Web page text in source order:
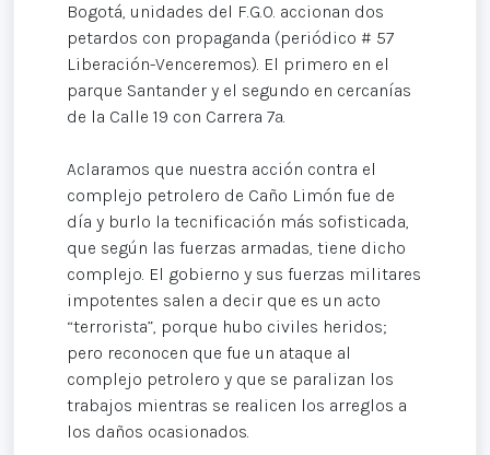
Bogotá, unidades del F.G.O. accionan dos
petardos con propaganda (periódico # 57
Liberación-Venceremos). El primero en el
parque Santander y el segundo en cercanías
de la Calle 19 con Carrera 7ª.
Aclaramos que nuestra acción contra el
complejo petrolero de Caño Limón fue de
día y burlo la tecnificación más sofisticada,
que según las fuerzas armadas, tiene dicho
complejo. El gobierno y sus fuerzas militares
impotentes salen a decir que es un acto
“terrorista”, porque hubo civiles heridos;
pero reconocen que fue un ataque al
complejo petrolero y que se paralizan los
trabajos mientras se realicen los arreglos a
los daños ocasionados.